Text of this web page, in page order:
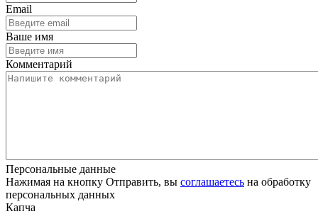
Email
Ваше имя
Комментарий
Персональные данные
Нажимая на кнопку Отправить, вы соглашаетесь на обработку
персональных данных
Капча